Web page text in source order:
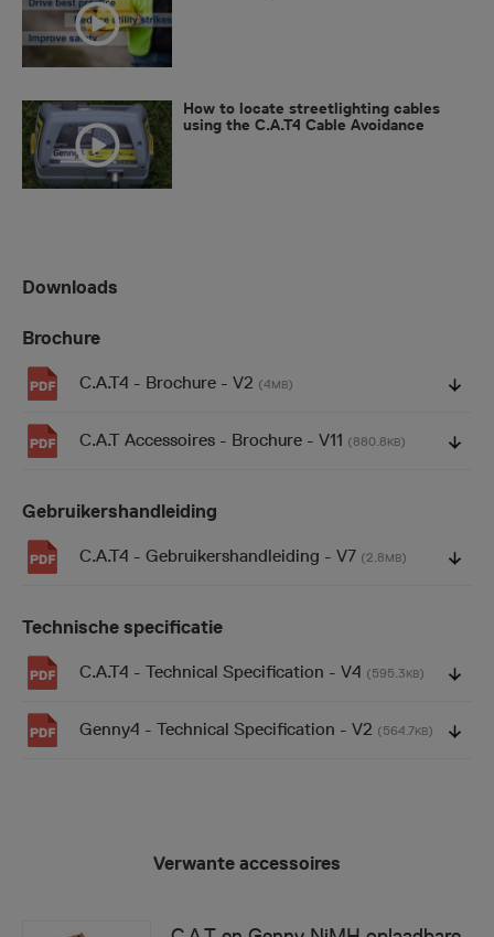
How to locate streetlighting cables
using the C.A.T4 Cable Avoidance
Downloads
Brochure
C.A.T4 - Brochure - V2 (4MB)
C.A.T Accessoires - Brochure - V11 (880.8KB)
Gebruikershandleiding
C.A.T4 - Gebruikershandleiding - V7 (2.8MB)
Technische specificatie
C.A.T4 - Technical Specification - V4 (595.3KB)
Genny4 - Technical Specification - V2 (564.7KB)
Verwante accessoires